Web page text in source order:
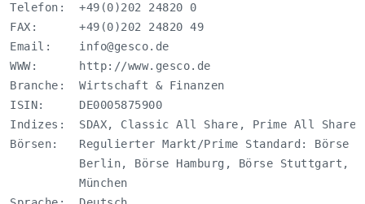
Telefon:  +49(0)202 24820 0
FAX:      +49(0)202 24820 49
Email: info@gesco.de
WWW:      http://www.gesco.de
Branche:  Wirtschaft & Finanzen
ISIN:     DE0005875900
Indizes:  SDAX, Classic All Share, Prime All Share
Börsen:   Regulierter Markt/Prime Standard: Börse
Berlin, Börse Hamburg, Börse Stuttgart,
          München